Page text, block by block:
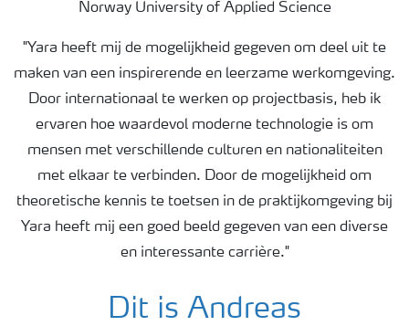
Norway University of Applied Science
"Yara heeft mij de mogelijkheid gegeven om deel uit te
maken van een inspirerende en leerzame werkomgeving.
Door internationaal te werken op projectbasis, heb ik
ervaren hoe waardevol moderne technologie is om
mensen met verschillende culturen en nationaliteiten
met elkaar te verbinden. Door de mogelijkheid om
theoretische kennis te toetsen in de praktijkomgeving bij
Yara heeft mij een goed beeld gegeven van een diverse
en interessante carrière."
Dit is Andreas